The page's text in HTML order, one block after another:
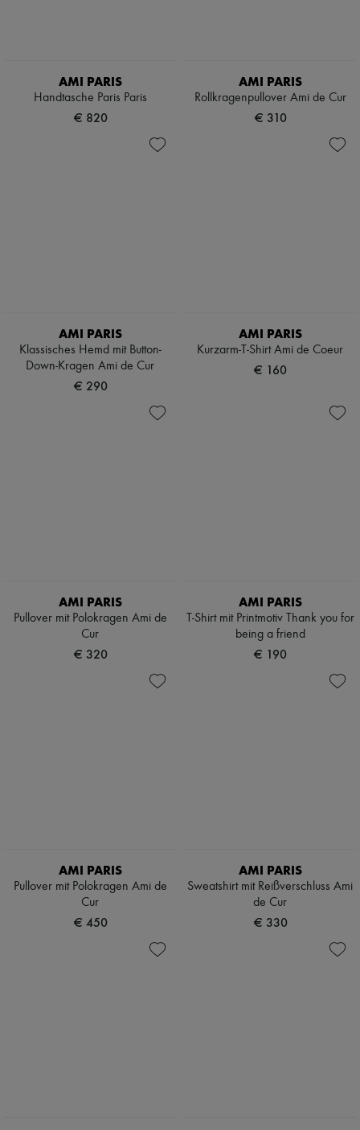
AMI PARIS
Handtasche Paris Paris
€ 820
AMI PARIS
Rollkragenpullover Ami de Cur
€ 310
AMI PARIS
Klassisches Hemd mit Button-
Down-Kragen Ami de Cur
€ 290
AMI PARIS
Kurzarm-T-Shirt Ami de Coeur
€ 160
AMI PARIS
Pullover mit Polokragen Ami de
Cur
€ 320
AMI PARIS
T-Shirt mit Printmotiv Thank you for
being a friend
€ 190
AMI PARIS
Pullover mit Polokragen Ami de
Cur
€ 450
AMI PARIS
Sweatshirt mit Reißverschluss Ami
de Cur
€ 330